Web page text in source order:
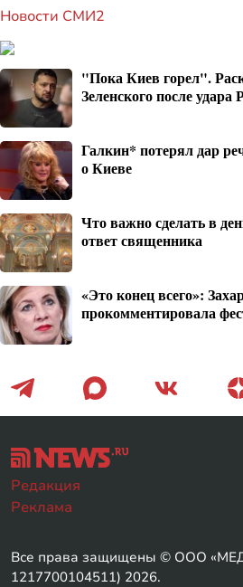
Новости СМИ2
"Пока Киев горел".
Зеленского после удара
Галкин* потерял дар
о Киеве
Что важно сделать в
ответ священника
«Это конец всего»:
прокомментировала
Редакция
Реклама
Все права защищены © ООО
1217700104511) 2026.